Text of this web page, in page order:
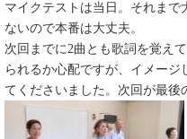
マイクテストは当日。それま
ないので本番は大丈夫。
次回までに2曲とも歌詞を覚え
られるか心配ですが、イメー
てくださいました。次回が最後